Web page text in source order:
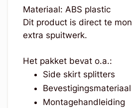
Materiaal: ABS plastic
Dit product is direct te
extra spuitwerk.
Het pakket bevat o.a.:
Side skirt splitters
Bevestigingsmateriaal
Montagehandleiding